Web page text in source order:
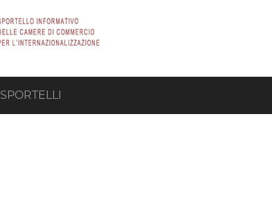
SPORTELLI